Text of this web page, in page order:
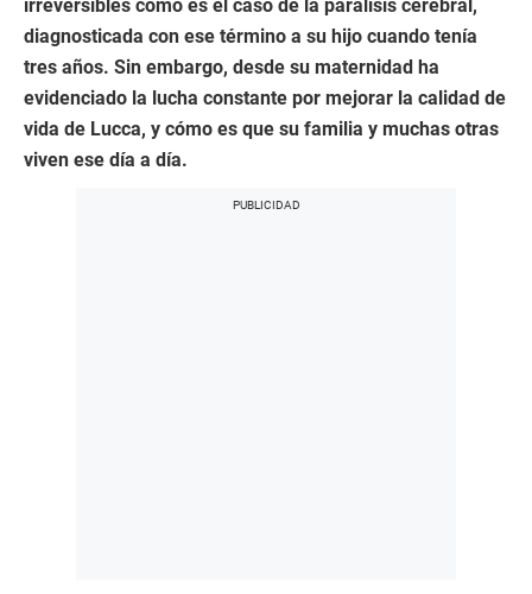
irreversibles como es el caso de la parálisis cerebral,
diagnosticada con ese término a su hijo cuando tenía
tres años. Sin embargo, desde su maternidad ha
evidenciado la lucha constante por mejorar la calidad de
vida de Lucca, y cómo es que su familia y muchas otras
viven ese día a día.